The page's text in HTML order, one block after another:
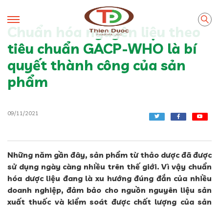
Chuẩn hóa nguyên liệu theo
tiêu chuẩn GACP-WHO là bí
quyết thành công của sản
phẩm
09/11/2021
Những năm gần đây, sản phẩm từ thảo dược đã được
sử dụng ngày càng nhiều trên thế giới. Vì vậy chuẩn
hóa dược liệu đang là xu hướng đúng đắn của nhiều
doanh nghiệp, đảm bảo cho nguồn nguyên liệu sản
xuất thuốc và kiểm soát được chất lượng của sản